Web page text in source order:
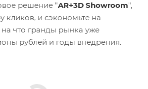
решение "AR+3D Showroom",
кликов, и сэкономьте на
на что гранды рынка уже
рублей и годы внедрения.